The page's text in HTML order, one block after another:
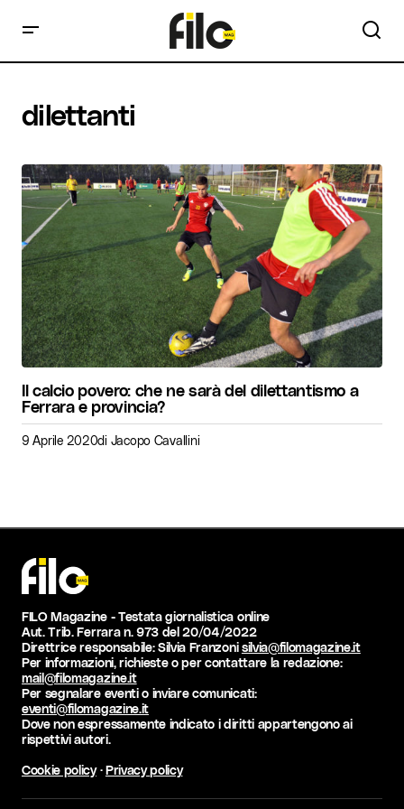
dilettanti
Il calcio povero: che ne sarà del dilettantismo a
Ferrara e provincia?
9 Aprile 2020di Jacopo Cavallini
FILO Magazine - Testata giornalistica online
Aut. Trib. Ferrara n. 973 del 20/04/2022
Direttrice responsabile: Silvia Franzonisilvia@filomagazine.it
Per informazioni, richieste o per contattare la redazione:
mail@filomagazine.it
Per segnalare eventi o inviare comunicati:
eventi@filomagazine.it
Dove non espressamente indicato i diritti appartengono ai
rispettivi autori.
Cookie policy·Privacy policy